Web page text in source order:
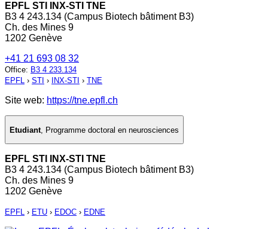
EPFL STI INX-STI TNE
B3 4 243.134 (Campus Biotech bâtiment B3)
Ch. des Mines 9
1202 Genève
+41 21 693 08 32
Office: B3 4 233.134
EPFL › STI › INX-STI › TNE
Site web: https://tne.epfl.ch
Etudiant Programme doctoral en neurosciences
EPFL STI INX-STI TNE
B3 4 243.134 (Campus Biotech bâtiment B3)
Ch. des Mines 9
1202 Genève
EPFL › ETU › EDOC › EDNE